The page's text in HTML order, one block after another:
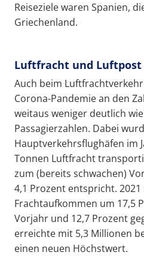
Reiseziele waren Spanien,
Griechenland.
Luftfracht und Luftpost
Auch beim
Corona-Pandemie an den
weitaus weniger deutlich
Passagierzahlen. Dabei
Hauptverkehrsflughäfen im
Tonnen Luftfracht
zum (bereits schwachen)
4,1 Prozent entspricht. 2021
Frachtaufkommen um 17,5
Vorjahr und 12,7 Prozent
erreichte mit 5,3 Millionen
einen neuen Höchstwert.